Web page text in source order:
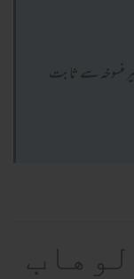
منسوخہ سے ثابت